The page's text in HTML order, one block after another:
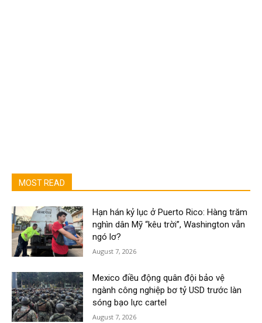
MOST READ
Hạn hán kỷ lục ở Puerto Rico: Hàng trăm
nghìn dân Mỹ “kêu trời”, Washington vẫn
ngó lơ?
August 7, 2026
Mexico điều động quân đội bảo vệ
ngành công nghiệp bơ tỷ USD trước làn
sóng bạo lực cartel
August 7, 2026